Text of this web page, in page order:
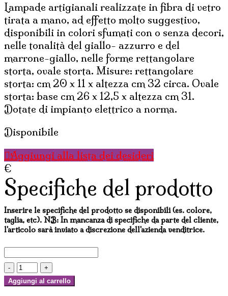
Lampade artigianali realizzate in fibra di vetro
tirata a mano, ad effetto molto suggestivo,
disponibili in colori sfumati con o senza decori,
nelle tonalità del giallo- azzurro e del
marrone-giallo, nelle forme rettangolare
storta, ovale storta. Misure: rettangolare
storta: cm 20 x 11 x altezza cm 32 circa. Ovale
storta: base cm 26 x 12,5 x altezza cm 31.
Dotate di impianto elettrico a norma.
Disponibile
Aggiungi alla lista dei desideri
€
Specifiche del prodotto
Inserire le specifiche del prodotto se disponibili (es. colore,
taglia, etc). NB: In mancanza di specifiche da parte del cliente,
l'articolo sarà inviato a discrezione dell'azienda venditrice.
LAMPADA
IN
Aggiungi al carrello